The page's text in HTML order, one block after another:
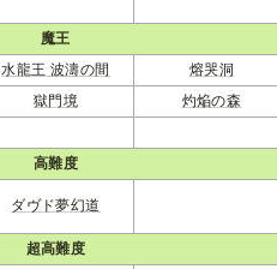
魔王
水龍王 波濤の間 熔哭洞
獄門境 灼焔の森
高難度
ダヴド夢幻道
超高難度